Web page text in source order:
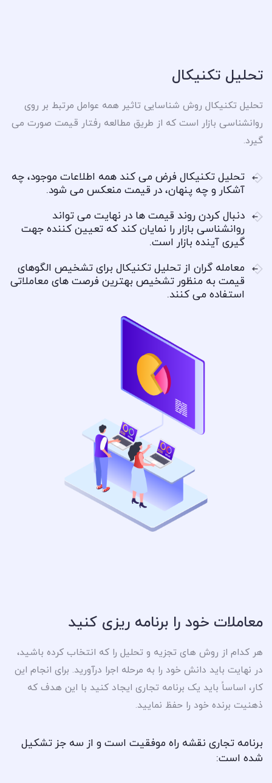
تحلیل تکنیکال
تحلیل تکنیکال روش شناسایی تاثیر همه عوامل مرتبط بر روی
روانشناسی بازار است که از طریق مطالعه رفتار قیمت صورت می
گیرد.
تحلیل تکنیکال فرض می کند همه اطلاعات موجود، چه
آشکار و چه پنهان، در قیمت منعکس می شود.
دنبال کردن روند قیمت ها در نهایت می تواند
روانشناسی بازار را نمایان کند که تعیین کننده جهت
گیری آینده بازار است.
معامله گران از تحلیل تکنیکال برای تشخیص الگوهای
قیمت به منظور تشخیص بهترین فرصت های معاملاتی
استفاده می کنند.
معاملات خود را برنامه ریزی کنید
هر کدام از روش های تجزیه و تحلیل را که انتخاب کرده باشید،
در نهایت باید دانش خود را به مرحله اجرا درآورید. برای انجام این
کار، اساساً باید یک برنامه تجاری ایجاد کنید با این هدف که
ذهنیت برنده خود را حفظ نمایید.
برنامه تجاری نقشه راه موفقیت است و از سه جز تشکیل
شده است: